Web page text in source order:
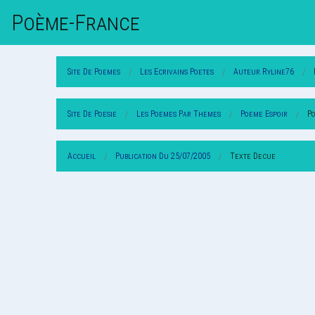
Poème-FrAnce
Site De Poemes Les Ecrivains Poetes Auteur Ryline76
Site De Poesie Les Poemes Par Themes Poeme Espoir
Accueil Publication Du 25/07/2005 Texte Decue